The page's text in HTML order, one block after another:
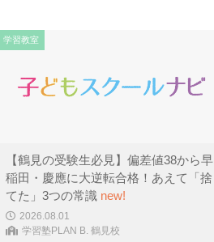
学習教室
【鶴見の受験生必見】偏差値38から早
稲田・慶應に大逆転合格！あえて「捨
てた」3つの常識 new!
2026.08.01
学習塾PLAN B. 鶴見校